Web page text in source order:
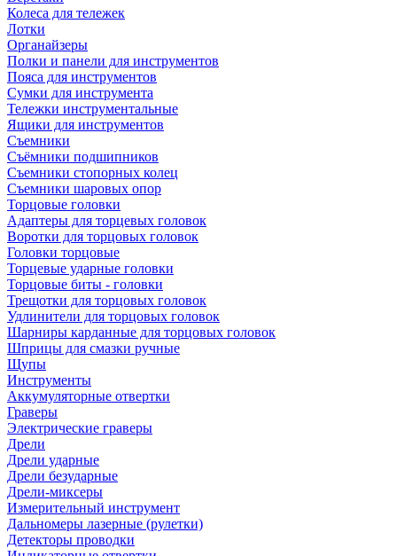
Колеса для тележек
Лотки
Органайзеры
Полки и панели для инструментов
Пояса для инструментов
Сумки для инструмента
Тележки инструментальные
Ящики для инструментов
Съемники
Съёмники подшипников
Съемники стопорных колец
Съемники шаровых опор
Торцовые головки
Адаптеры для торцевых головок
Воротки для торцовых головок
Головки торцовые
Торцевые ударные головки
Торцовые биты - головки
Трещотки для торцовых головок
Удлинители для торцовых головок
Шарниры карданные для торцовых головок
Шприцы для смазки ручные
Щупы
Инструменты
Аккумуляторные отвертки
Граверы
Электрические граверы
Дрели
Дрели ударные
Дрели безударные
Дрели-миксеры
Измерительный инструмент
Дальномеры лазерные (рулетки)
Детекторы проводки